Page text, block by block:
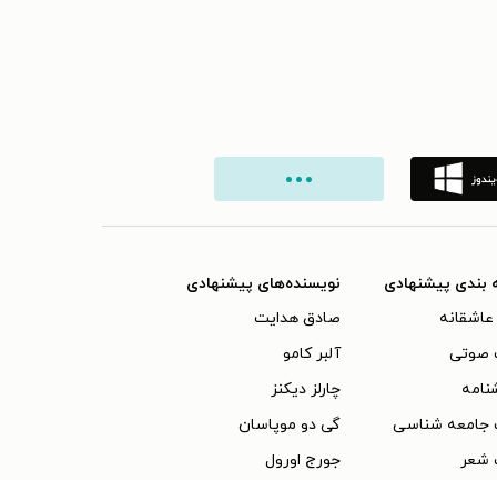
بندی پیشنهادی
صوتی
جامعه شناسی
شعر
نویسنده‌های پیشنهادی
صادق هدایت
آلبر کامو
چارلز دیکنز
گی دو موپاسان
جورج اورول